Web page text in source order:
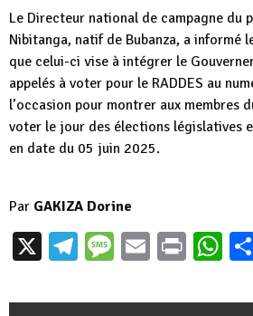
Le Directeur national de campagne du
Nibitanga, natif de Bubanza, a informé
que celui-ci vise à intégrer le
appelés à voter pour le RADDES au
l’occasion pour montrer aux membres
voter le jour des élections législatives
en date du 05 juin 2025.
Par GAKIZA Dorine
X Telegram
Message
EmailPrint